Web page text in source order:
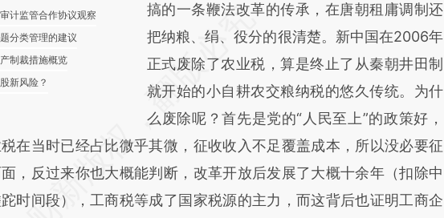
计监管合作协议观察
分类管理的建议
制裁措施概览
新风险？
搞的一条鞭法改革的传承，在唐朝租庸调制还
把纳粮、绢、役分的很清楚。新中国在2006年
正式废除了农业税，算是终止了从秦朝井田制
就开始的小自耕农交粮纳税的悠久传统。为什
么废除呢？首先是党的“人民至上”的政策好，
在当时已经占比微乎其微，征收收入不足覆盖成本，所以没必要征
，反过来你也大概能判断，改革开放后发展了大概十余年（扣除中
时间段），工商税等成了国家税源的主力，而这背后也证明工商企